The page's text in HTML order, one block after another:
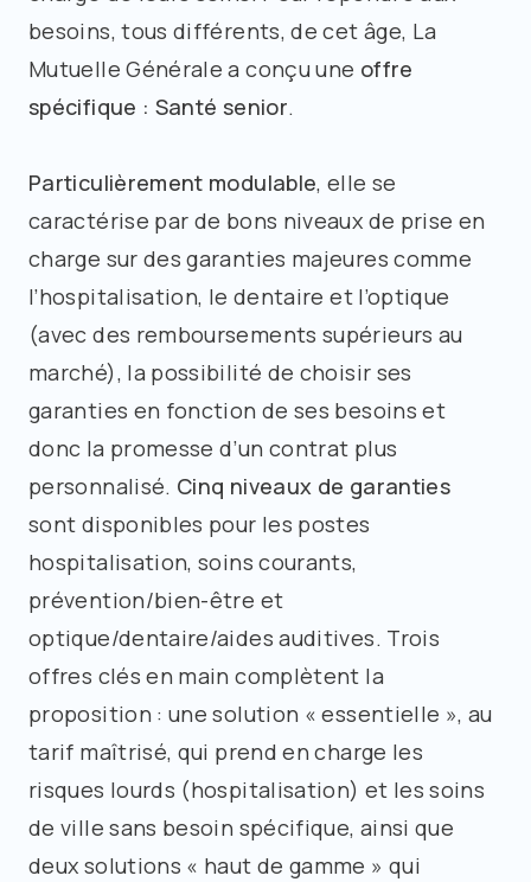
besoins, tous différents, de cet âge, La
Mutuelle Générale a conçu une offre
spécifique : Santé senior.
Particulièrement modulable, elle se
caractérise par de bons niveaux de prise en
charge sur des garanties majeures comme
l’hospitalisation, le dentaire et l’optique
(avec des remboursements supérieurs au
marché), la possibilité de choisir ses
garanties en fonction de ses besoins et
donc la promesse d’un contrat plus
personnalisé. Cinq niveaux de garanties
sont disponibles pour les postes
hospitalisation, soins courants,
prévention/bien-être et
optique/dentaire/aides auditives. Trois
offres clés en main complètent la
proposition : une solution « essentielle », au
tarif maîtrisé, qui prend en charge les
risques lourds (hospitalisation) et les soins
de ville sans besoin spécifique, ainsi que
deux solutions « haut de gamme » qui